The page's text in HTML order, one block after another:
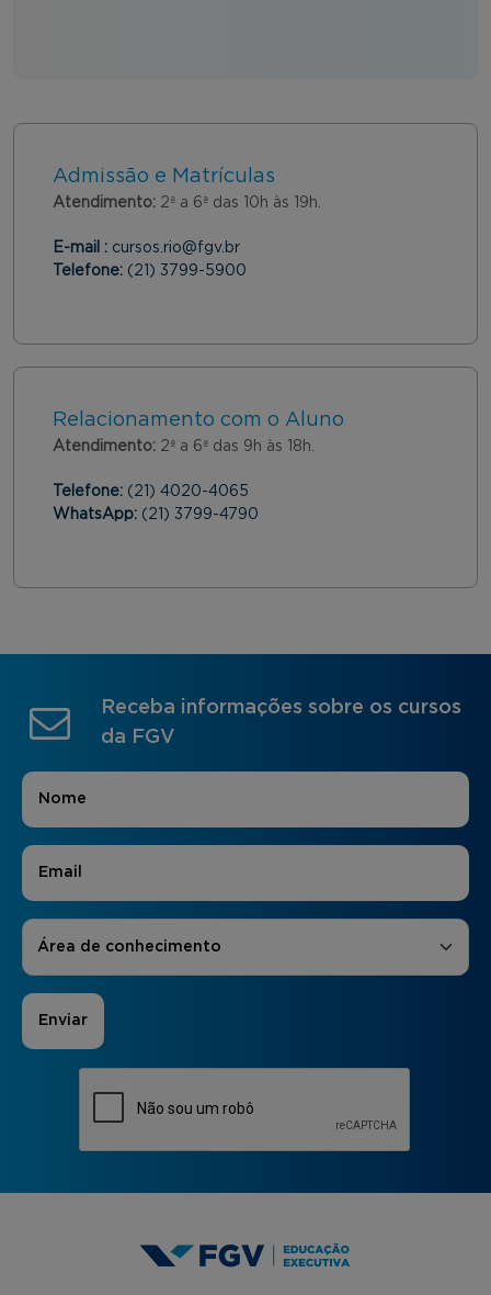
Admissão e Matrículas
Atendimento: 2ª a 6ª das 10h às 19h.
E-mail : cursos.rio@fgv.br
Telefone: (21) 3799-5900
Relacionamento com o Aluno
Atendimento: 2ª a 6ª das 9h às 18h.
Telefone: (21) 4020-4065
WhatsApp: (21) 3799-4790
Receba informações sobre os cursos
da FGV
Nome
E-mail
Áreas de Interesse
Área de conhecimento